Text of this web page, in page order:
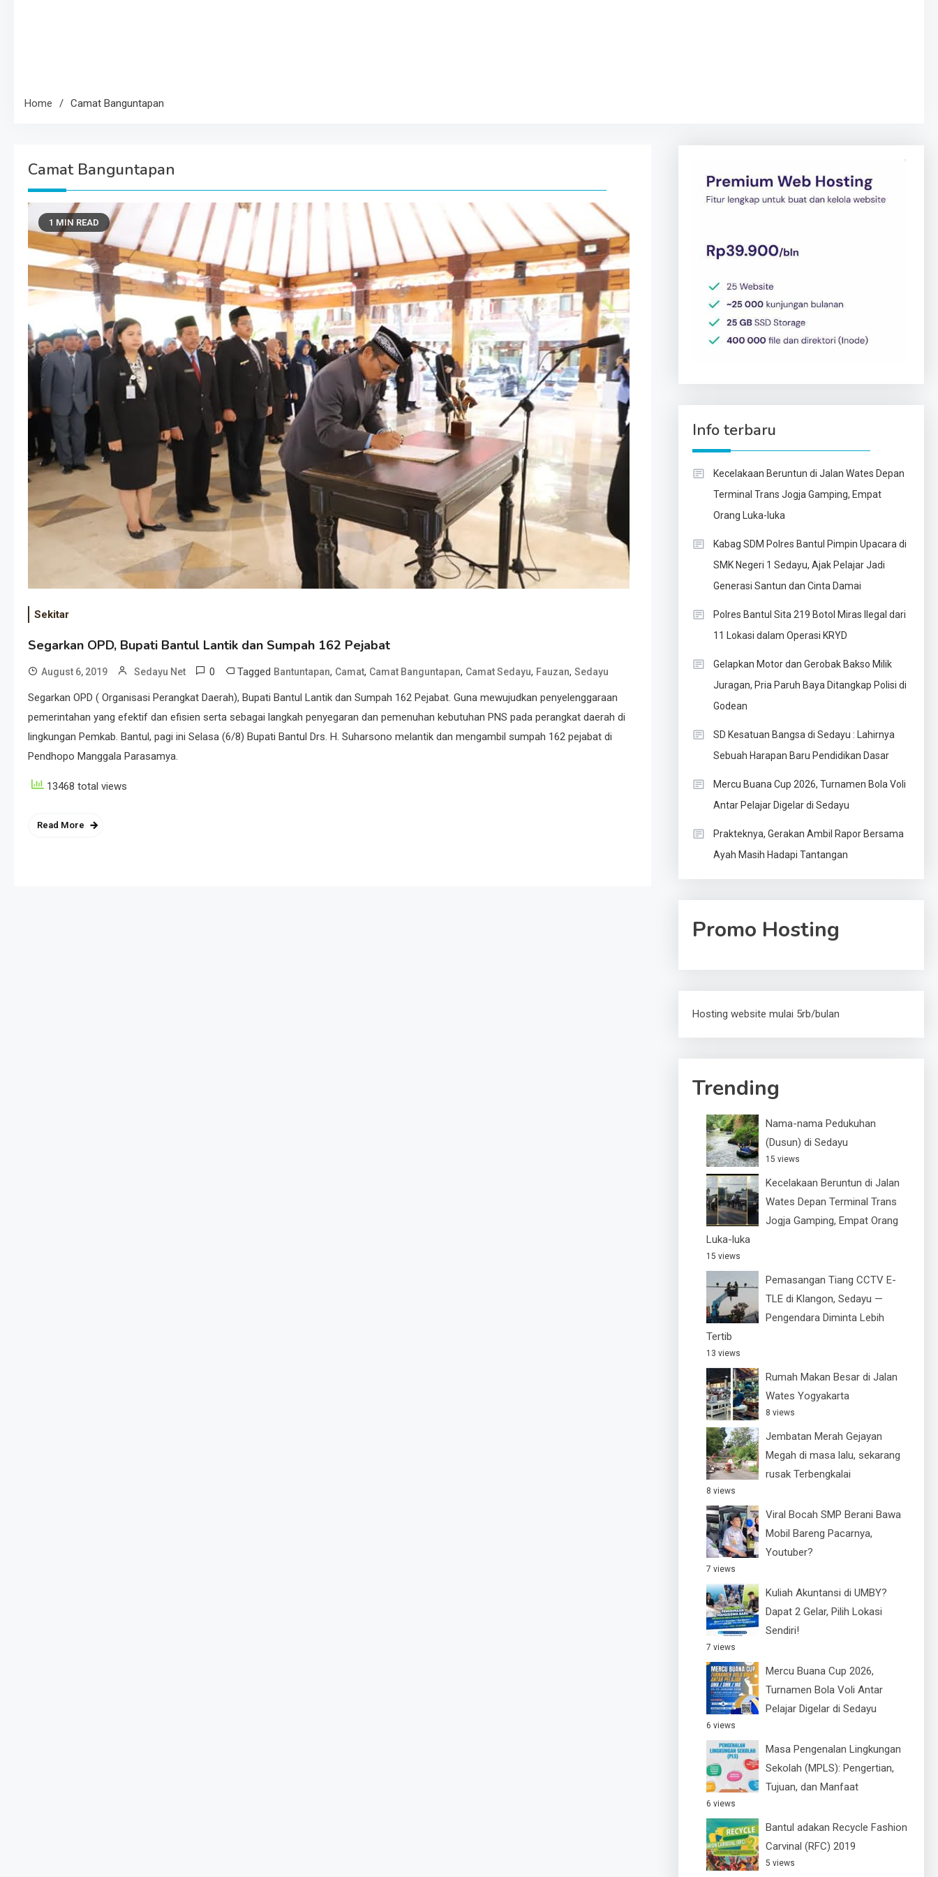
Home Camat Banguntapan
Camat Banguntapan
1 MIN READ
Sekitar
Segarkan OPD, Bupati Bantul Lantik dan Sumpah 162 Pejabat
August 6, 2019 Sedayu Net 0 Tagged Bantuntapan, Camat, Camat Banguntapan, Camat Sedayu, Fauzan, Sedayu
Segarkan OPD ( Organisasi Perangkat Daerah), Bupati Bantul Lantik dan Sumpah 162 Pejabat. Guna mewujudkan penyelenggaraan
pemerintahan yang efektif dan efisien serta sebagai langkah penyegaran dan pemenuhan kebutuhan PNS pada perangkat daerah di
lingkungan Pemkab. Bantul, pagi ini Selasa (6/8) Bupati Bantul Drs. H. Suharsono melantik dan mengambil sumpah 162 pejabat di
Pendhopo Manggala Parasamya.
13468 total views
Read More
Info terbaru
Kecelakaan Beruntun di Jalan Wates Depan
Terminal Trans Jogja Gamping, Empat
Orang Luka-luka
Kabag SDM Polres Bantul Pimpin Upacara di
SMK Negeri 1 Sedayu, Ajak Pelajar Jadi
Generasi Santun dan Cinta Damai
Polres Bantul Sita 219 Botol Miras Ilegal dari
11 Lokasi dalam Operasi KRYD
Gelapkan Motor dan Gerobak Bakso Milik
Juragan, Pria Paruh Baya Ditangkap Polisi di
Godean
SD Kesatuan Bangsa di Sedayu : Lahirnya
Sebuah Harapan Baru Pendidikan Dasar
Mercu Buana Cup 2026, Turnamen Bola Voli
Antar Pelajar Digelar di Sedayu
Prakteknya, Gerakan Ambil Rapor Bersama
Ayah Masih Hadapi Tantangan
Promo Hosting
Hosting website mulai 5rb/bulan
Trending
Nama-nama Pedukuhan
(Dusun) di Sedayu
15 views
Kecelakaan Beruntun di Jalan
Wates Depan Terminal Trans
Jogja Gamping, Empat Orang
Luka-luka
15 views
Pemasangan Tiang CCTV E-
TLE di Klangon, Sedayu —
Pengendara Diminta Lebih
Tertib
13 views
Rumah Makan Besar di Jalan
Wates Yogyakarta
8 views
Jembatan Merah Gejayan
Megah di masa lalu, sekarang
rusak Terbengkalai
8 views
Viral Bocah SMP Berani Bawa
Mobil Bareng Pacarnya,
Youtuber?
7 views
Kuliah Akuntansi di UMBY?
Dapat 2 Gelar, Pilih Lokasi
Sendiri!
7 views
Mercu Buana Cup 2026,
Turnamen Bola Voli Antar
Pelajar Digelar di Sedayu
6 views
Masa Pengenalan Lingkungan
Sekolah (MPLS): Pengertian,
Tujuan, dan Manfaat
6 views
Bantul adakan Recycle Fashion
Carvinal (RFC) 2019
5 views